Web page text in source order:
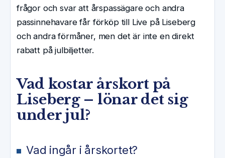
frågor och svar att årspassägare och andra
passinnehavare får förköp till Live på Liseberg
och andra förmåner, men det är inte en direkt
rabatt på julbiljetter.
Vad kostar årskort på
Liseberg – lönar det sig
under jul?
Vad ingår i årskortet?